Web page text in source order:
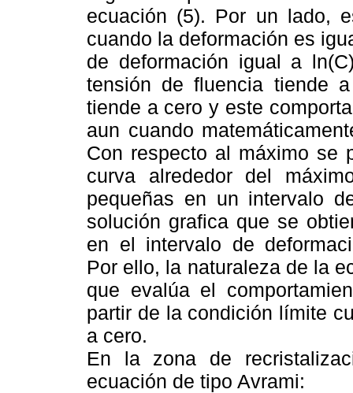
ecuación (5). Por un lado,
cuando la deformación es
de deformación igual a
tensión de fluencia tiende
tiende a cero y este
aun cuando
Con respecto al máximo se
curva alrededor del
pequeñas en un intervalo
solución grafica que se
en el intervalo de
Por ello, la naturaleza de la
que evalúa el
partir de la condición límite
a cero.
En la zona de
ecuación de tipo Avrami: